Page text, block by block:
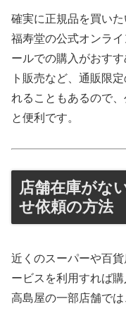
確実に正規品を買い
福寿堂の公式オンラ
ールでの購入がおす
ト販売など、通販限
れることもあるので
と便利です。
店舗在庫がな
せ依頼の方法
近くのスーパーや百
ービスを利用すれば
高島屋の一部店舗で